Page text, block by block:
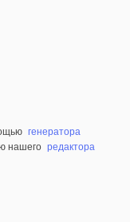
генератора
нашего редактора